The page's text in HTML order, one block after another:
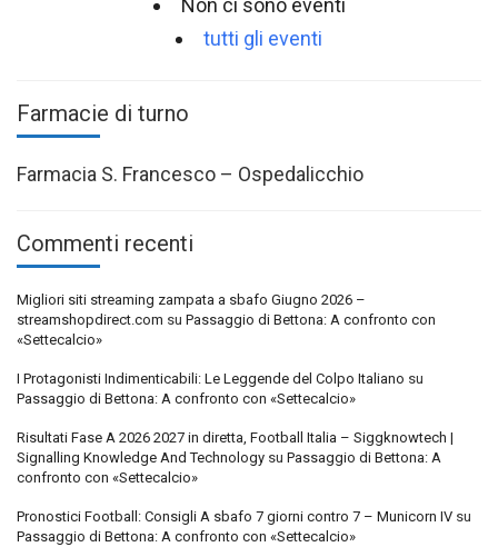
Non ci sono eventi
tutti gli eventi
Farmacie di turno
Farmacia S. Francesco – Ospedalicchio
Commenti recenti
Migliori siti streaming zampata a sbafo Giugno 2026 –
streamshopdirect.com su Passaggio di Bettona: A confronto con
«Settecalcio»
I Protagonisti Indimenticabili: Le Leggende del Colpo Italiano su
Passaggio di Bettona: A confronto con «Settecalcio»
Risultati Fase A 2026 2027 in diretta, Football Italia – Siggknowtech |
Signalling Knowledge And Technology su Passaggio di Bettona: A
confronto con «Settecalcio»
Pronostici Football: Consigli A sbafo 7 giorni contro 7 – Municorn IV su
Passaggio di Bettona: A confronto con «Settecalcio»